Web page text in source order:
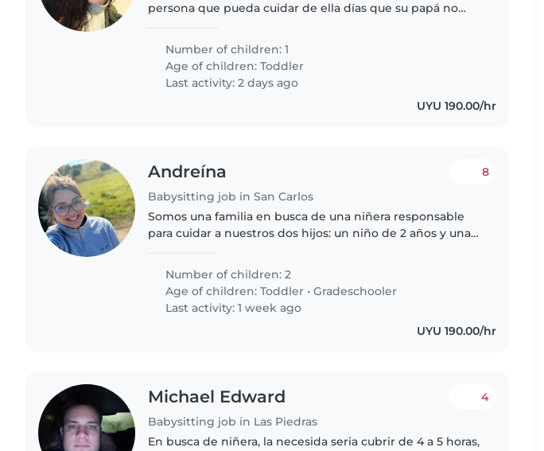
persona que pueda cuidar de ella días que su papá no
(sin diagnóstico) requiere..
Number of children: 1
Age of children:Toddler
Last activity: 2 days ago
UYU 190.00/hr
Andreína
Babysitting job in San Carlos
8
Somos una familia en busca de una niñera responsable
para cuidar a nuestros dos hijos: un niño de 2 años y una
curiosos. Buscamos..
Number of children: 2
Age of children:Toddler •Gradeschooler
Last activity: 1 week ago
UYU 190.00/hr
Michael Edward
Babysitting job in Las Piedras
4
En busca de niñera, la necesida seria cubrir de 4 a 5 horas,